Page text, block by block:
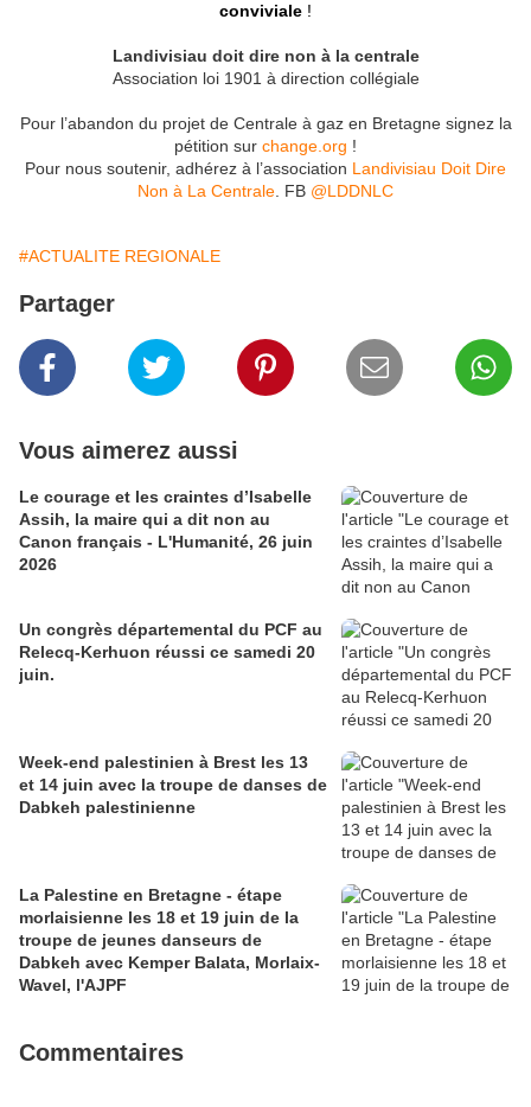
conviviale !
Landivisiau doit dire non à la centrale
Association loi 1901 à direction collégiale
Pour l’abandon du projet de Centrale à gaz en Bretagne signez la
pétition sur change.org !
Pour nous soutenir, adhérez à l’association Landivisiau Doit Dire
Non à La Centrale . FB @LDDNLC
#ACTUALITE REGIONALE
Partager
Vous aimerez aussi
Le courage et les craintes d’Isabelle
Assih, la maire qui a dit non au
Canon français - L'Humanité, 26 juin
2026
Un congrès départemental du PCF au
Relecq-Kerhuon réussi ce samedi 20
juin.
Week-end palestinien à Brest les 13
et 14 juin avec la troupe de danses de
Dabkeh palestinienne
La Palestine en Bretagne - étape
morlaisienne les 18 et 19 juin de la
troupe de jeunes danseurs de
Dabkeh avec Kemper Balata, Morlaix-
Wavel, l'AJPF
Commentaires